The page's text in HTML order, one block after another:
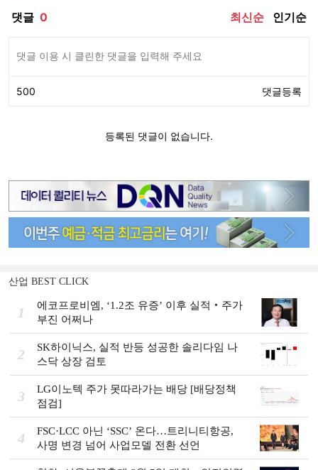
산업 BEST CLICK
1
에코프로비엠, ‘1.2조 유증’ 이후 실적‧주가
부진 어쩌나
2
SK하이닉스, 실적 반등 성공한 솔리다임 나
스닥 상장 검토
3
LG이노텍 주가 못따라가는 배당 [배당정책
점검]
4
FSC·LCC 아닌 ‘SSC’ 온다…트리니티항공,
사명 변경 넘어 사업모델 전환 선언